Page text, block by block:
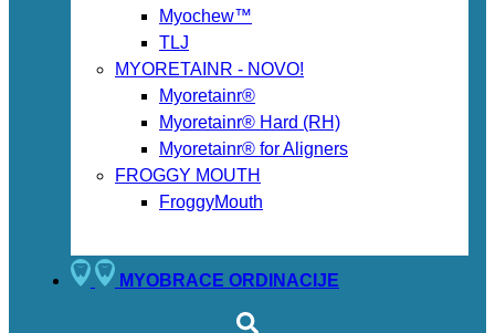
Myochew™
TLJ
MYORETAINR - NOVO!
Myoretainr®
Myoretainr® Hard (RH)
Myoretainr® for Aligners
FROGGY MOUTH
FroggyMouth
MYOBRACE ORDINACIJE